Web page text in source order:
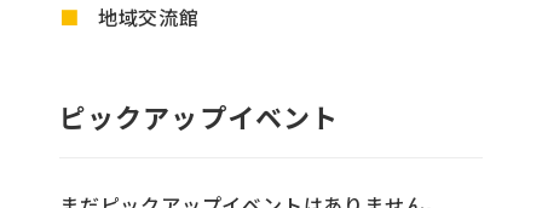
地域交流館
ピックアップイベント